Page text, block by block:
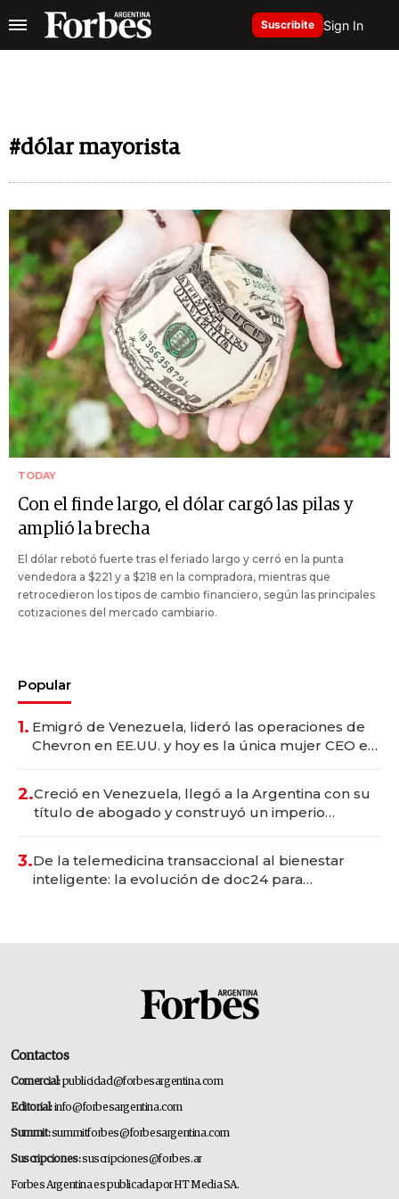
Suscribite Sign In
#dólar mayorista
TODAY
Con el finde largo, el dólar cargó las pilas y
amplió la brecha
El dólar rebotó fuerte tras el feriado largo y cerró en la punta
vendedora a $221 y a $218 en la compradora, mientras que
retrocedieron los tipos de cambio financiero, según las principales
cotizaciones del mercado cambiario.
Popular
1. Emigró de Venezuela, lideró las operaciones de
Chevron en EE.UU. y hoy es la única mujer CEO en
2.Creció en Venezuela, llegó a la Argentina con su
título de abogado y construyó un imperio
3.De la telemedicina transaccional al bienestar
inteligente: la evolución de doc24 para
Contactos
Comercial:publicidad@forbesargentina.com
Editorial:info@forbesargentina.com
Summit:summitforbes@forbesargentina.com
Suscripciones:suscripciones@forbes.ar
Forbes Argentina es publicada por HT Media SA.